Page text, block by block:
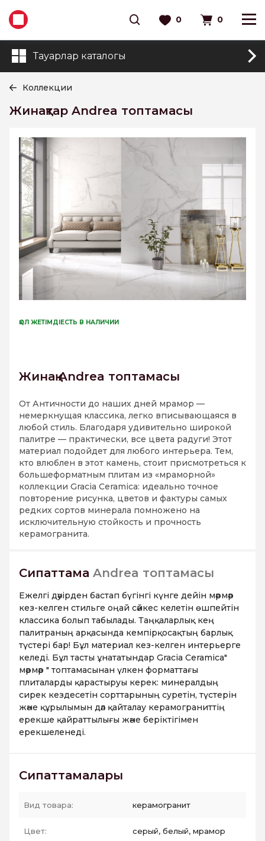
0 0
Тауарлар каталогы
Коллекции
Жинақтар Andrea топтамасы
ҚОЛ ЖЕТІМДІЕСТЬ В НАЛИЧИИ
Жинақ Andrea топтамасы
От Античности до наших дней мрамор —
немеркнущая классика, легко вписывающаяся в
любой стиль. Благодаря удивительно широкой
палитре — практически, все цвета радуги! Этот
материал подойдет для любого интерьера. Тем,
кто влюблен в этот камень, стоит присмотреться к
большеформатным плитам из «мраморной»
коллекции Gracia Ceramica: идеально точное
повторение рисунка, цветов и фактуры самых
редких сортов минерала помножено на
исключительную стойкость и прочность
керамогранита.
Сипаттама Andrea топтамасы
Ежелгі дәуірден бастап бүгінгі күнге дейін мәрмәр
кез-келген стильге оңай сәйкес келетін өшпейтін
классика болып табылады. Таңқаларлық кең
палитраның арқасында кемпірқосақтың барлық
түстері бар! Бұл материал кез-келген интерьерге
келеді. Бұл тасты ұнататындар Gracia Ceramica"
мәрмәр " топтамасынан үлкен форматтағы
плиталарды қарастыруы керек: минералдың
сирек кездесетін сорттарының суретін, түстерін
және құрылымын дәл қайталау керамограниттің
ерекше қайраттылығы және беріктігімен
ерекшеленеді.
Сипаттамалары
Вид товара: керамогранит
Цвет: серый, белый, мрамор